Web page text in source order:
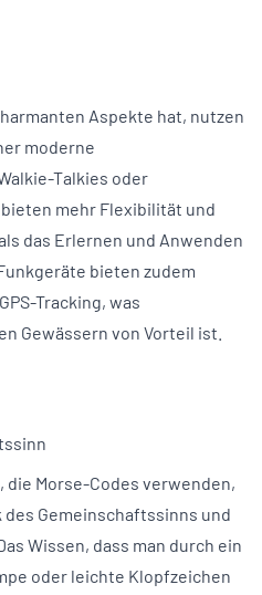
Aspekte hat, nutzen
moderne
Talkies oder
mehr Flexibilität und
das Erlernen und Anwenden
bieten zudem
Tracking, was
Gewässern von Vorteil ist.
die Morse-Codes verwenden,
Gemeinschaftssinns und
Wissen, dass man durch ein
oder leichte Klopfzeichen